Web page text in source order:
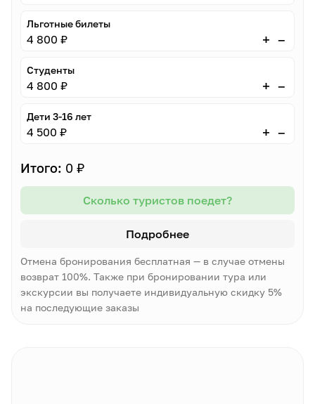
Льготные билеты
4 800 ₽ + –
Студенты
4 800 ₽ + –
Дети 3-16 лет
4 500 ₽ + –
Итого: 0 ₽
Сколько туристов поедет?
Подробнее
Отмена бронирования бесплатная — в случае отмены
возврат 100%. Также при бронировании тура или
экскурсии вы получаете индивидуальную скидку 5%
на последующие заказы